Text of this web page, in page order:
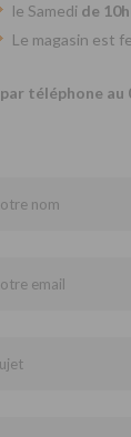
le Samedi de
Le magasin est
par téléphone au